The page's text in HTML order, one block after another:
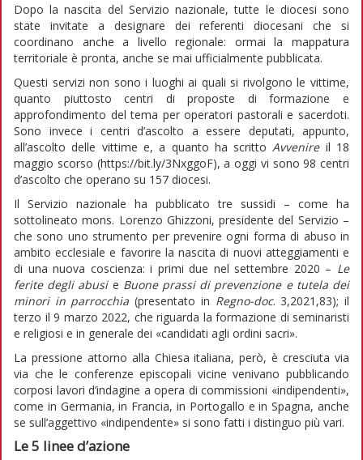
Dopo la nascita del Servizio nazionale, tutte le diocesi sono
state invitate a designare dei referenti diocesani che si
coordinano anche a livello regionale: ormai la mappatura
territoriale è pronta, anche se mai ufficialmente pubblicata.
Questi servizi non sono i luoghi ai quali si rivolgono le vittime,
quanto piuttosto centri di proposte di formazione e
approfondimento del tema per operatori pastorali e sacerdoti.
Sono invece i centri d’ascolto a essere deputati, appunto,
all’ascolto delle vittime e, a quanto ha scrittoAvvenireil 18
maggio scorso (https://bit.ly/3NxggoF), a oggi vi sono 98 centri
d’ascolto che operano su 157 diocesi.
Il Servizio nazionale ha pubblicato tre sussidi – come ha
sottolineato mons. Lorenzo Ghizzoni, presidente del Servizio –
che sono uno strumento per prevenire ogni forma di abuso in
ambito ecclesiale e favorire la nascita di nuovi atteggiamenti e
di una nuova coscienza: i primi due nel settembre 2020 – Le
ferite degli abusie Buone prassi di prevenzione e tutela dei
minori in parrocchia (presentato in Regno-doc. 3,2021,83); il
terzo il 9 marzo 2022, che riguarda la formazione di seminaristi
e religiosi e in generale dei «candidati agli ordini sacri».
La pressione attorno alla Chiesa italiana, però, è cresciuta via
via che le conferenze episcopali vicine venivano pubblicando
corposi lavori d’indagine a opera di commissioni «indipendenti»,
come in Germania, in Francia, in Portogallo e in Spagna, anche
se sull’aggettivo «indipendente» si sono fatti i distinguo più vari.
Le 5 linee d’azione